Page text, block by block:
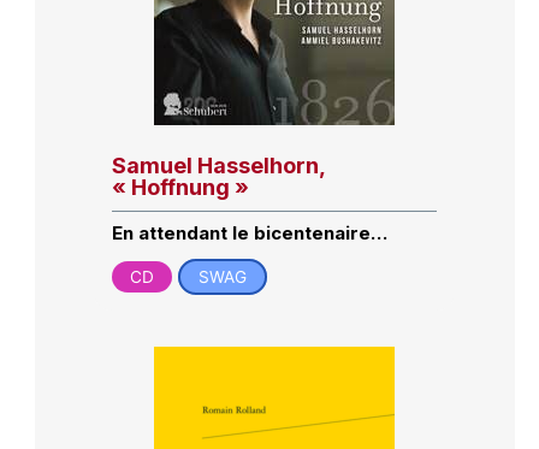
Samuel Hasselhorn,
« Hoffnung »
En attendant le bicentenaire…
CD SWAG